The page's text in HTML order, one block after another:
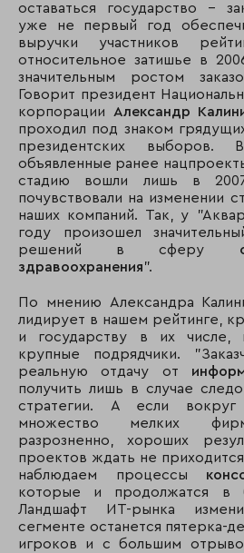
оставаться государство –
уже не первый год
выручки участников
относительное затишье в
значительным ростом
Говорит президент
корпорации Александр
проходил под знаком
президентских выборов.
объявленные ранее
стадию вошли лишь в
почувствовали на изменении
наших компаний. Так, у
году произошел
решений в сферу
здравоохранения".
По мнению Александра
лидирует в нашем рейтинге,
и государству в их
крупные подрядчики.
реальную отдачу от
получить лишь в случае
стратегии. А если вокруг
множество мелких
разрозненно, хороших
проектов ждать не
наблюдаем процессы
которые и продолжатся в
Ландшафт ИТ-рынка
сегменте останется пятерка-
игроков и с большим